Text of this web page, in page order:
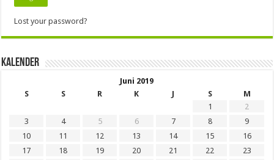
Lost your password?
Kalender
Juni 2019
S
S R K J S
M
1
2
3
4 5 6 7 8
9
10
11 12 13 14 15
16
17
18 19 20 21 22
23